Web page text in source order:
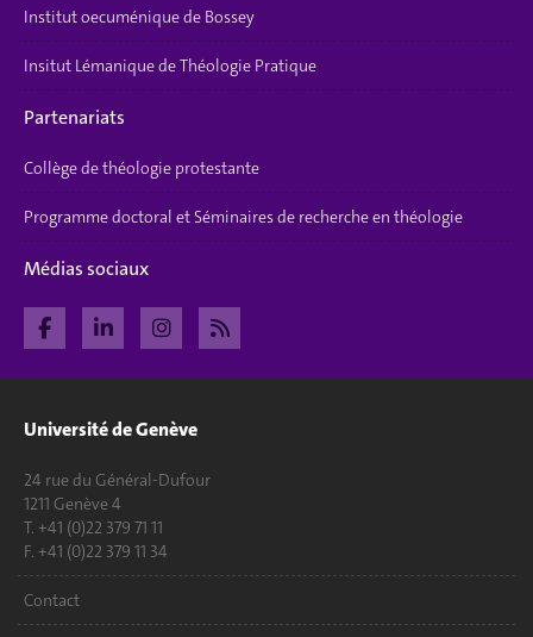
Institut oecuménique de Bossey
Insitut Lémanique de Théologie Pratique
Partenariats
Collège de théologie protestante
Programme doctoral et Séminaires de recherche en théologie
Médias sociaux
Université de Genève
24 rue du Général-Dufour
1211 Genève 4
T. +41 (0)22 379 71 11
F. +41 (0)22 379 11 34
Contact